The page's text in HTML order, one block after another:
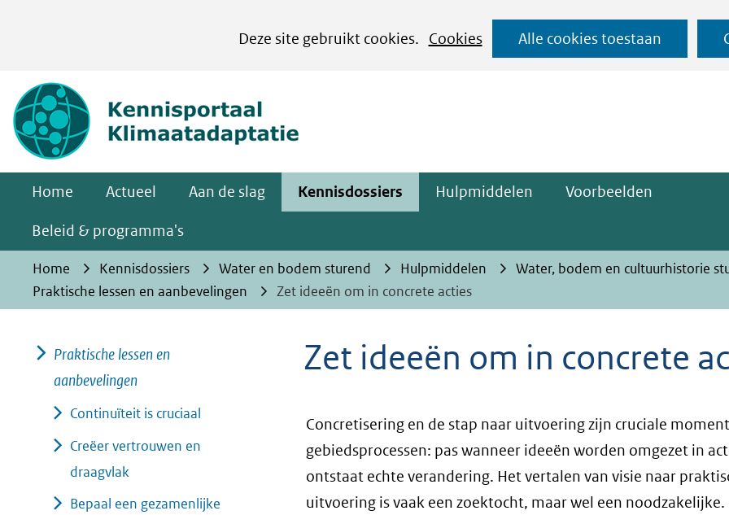
Deze site gebruikt cookies.
Cookies
kan
het
gebruik
van
cookies
deze
website
geweigerd.
Alle cookies toestaan
Ga
naar
Home Actueel Aan de slag Kennisdossiers Hulpmiddelen Voorbeelden
Beleid & programma's
Home Kennisdossiers Water en bodem sturend Hulpmiddelen
Water, bodem en cultuurhistorie
Praktische lessen en aanbevelingen
Zet ideeën om in concrete acties
Zet ideeën om in concrete
Concretisering en de stap naar uitvoering zijn cruciale
gebiedsprocessen: pas wanneer ideeën worden omgezet in
ontstaat echte verandering. Het vertalen van visie naar
uitvoering is vaak een zoektocht, maar wel een noodzakelijke.
Praktische lessen en
aanbevelingen
Continuïteit is cruciaal
Creëer vertrouwen en
draagvlak
Bepaal een gezamenlijke